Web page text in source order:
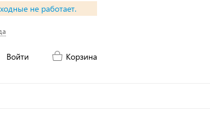
не работает.
Войти Корзина